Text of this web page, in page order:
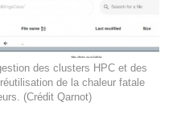
des clusters HPC et des
de la chaleur fatale
(Crédit Qarnot)